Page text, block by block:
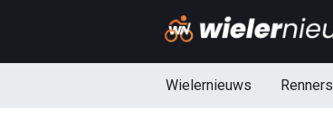
Wielernieuws Renners